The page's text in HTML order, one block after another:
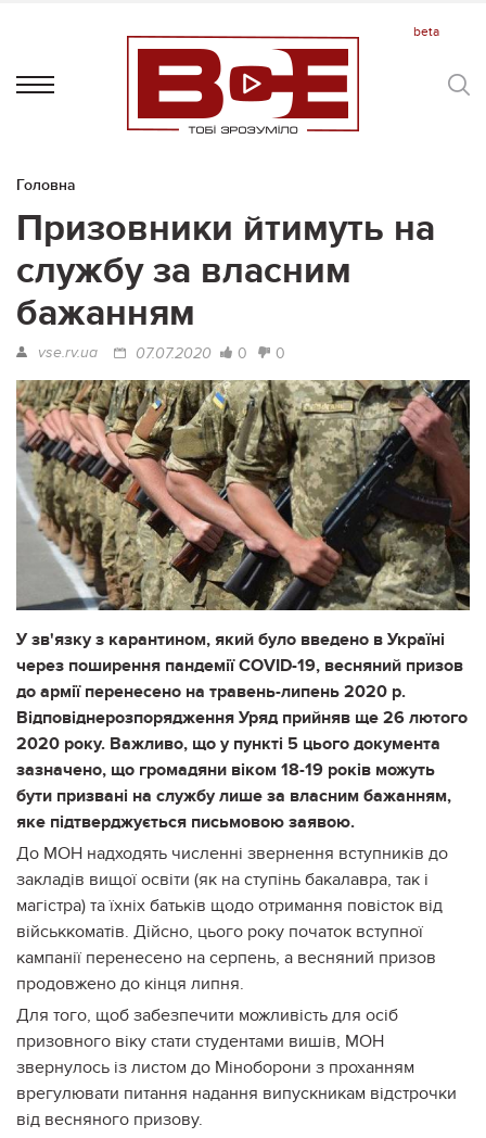
Головна
Призовники йтимуть на
службу за власним
бажанням
vse.rv.ua 07.07.2020 0 0
У зв'язку з карантином, який було введено в Україні
через поширення пандемії COVID-19, весняний призов
до армії перенесено на травень-липень 2020 р.
Відповіднерозпорядження Уряд прийняв ще 26 лютого
2020 року. Важливо, що у пункті 5 цього документа
зазначено, що громадяни віком 18-19 років можуть
бути призвані на службу лише за власним бажанням,
яке підтверджується письмовою заявою.
До МОН надходять численні звернення вступників до
закладів вищої освіти (як на ступінь бакалавра, так і
магістра) та їхніх батьків щодо отримання повісток від
військкоматів. Дійсно, цього року початок вступної
кампанії перенесено на серпень, а весняний призов
продовжено до кінця липня.
Для того, щоб забезпечити можливість для осіб
призовного віку стати студентами вишів, МОН
звернулось із листом до Міноборони з проханням
врегулювати питання надання випускникам відстрочки
від весняного призову.